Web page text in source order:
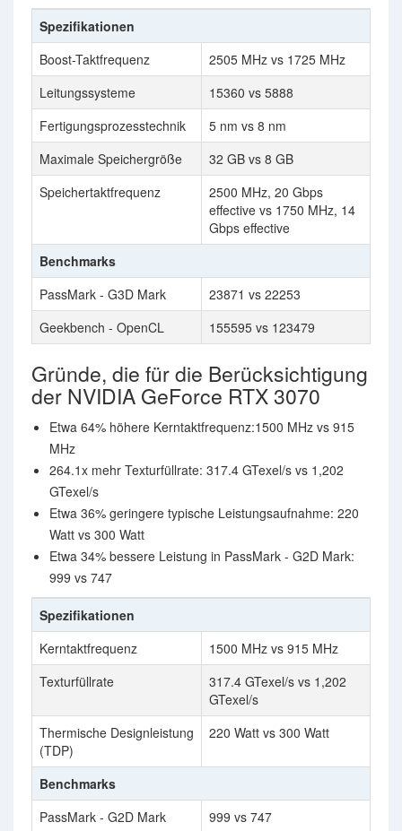
Spezifikationen
Boost-Taktfrequenz
2505 MHz vs 1725 MHz
Leitungssysteme
15360 vs 5888
Fertigungsprozesstechnik
5 nm vs 8 nm
Maximale Speichergröße
32 GB vs 8 GB
Speichertaktfrequenz
2500 MHz, 20 Gbps
effective vs 1750 MHz, 14
Gbps effective
Benchmarks
PassMark - G3D Mark
23871 vs 22253
Geekbench - OpenCL
155595 vs 123479
Gründe, die für die Berücksichtigung
der NVIDIA GeForce RTX 3070
Etwa 64% höhere Kerntaktfrequenz:1500 MHz vs 915
MHz
264.1x mehr Texturfüllrate: 317.4 GTexel/s vs 1,202
GTexel/s
Etwa 36% geringere typische Leistungsaufnahme: 220
Watt vs 300 Watt
Etwa 34% bessere Leistung in PassMark - G2D Mark:
999 vs 747
Spezifikationen
Kerntaktfrequenz
1500 MHz vs 915 MHz
Texturfüllrate
317.4 GTexel/s vs 1,202
GTexel/s
Thermische Designleistung
(TDP)
220 Watt vs 300 Watt
Benchmarks
PassMark - G2D Mark
999 vs 747